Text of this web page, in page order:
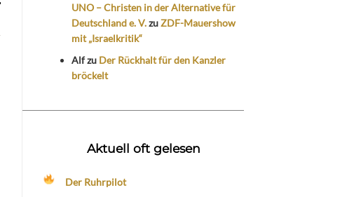
UNO – Christen in der Alternative für
Deutschland e. V.zuZDF-Mauershow
mit „Israelkritik“
Alfzu Der Rückhalt für den Kanzler
bröckelt
Aktuell oft gelesen
Der Ruhrpilot